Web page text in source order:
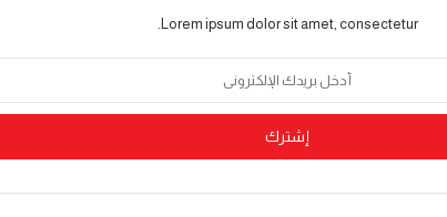
Lorem ipsum dolor sit amet, consectetur.